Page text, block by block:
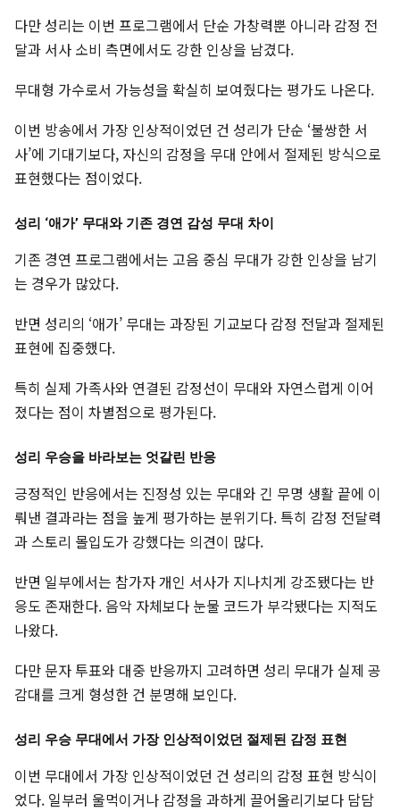
다만 성리는 이번 프로그램에서 단순 가창력뿐 아니라 감정 전
달과 서사 소비 측면에서도 강한 인상을 남겼다.
무대형 가수로서 가능성을 확실히 보여줬다는 평가도 나온다.
이번 방송에서 가장 인상적이었던 건 성리가 단순 ‘불쌍한 서
사’에 기대기보다, 자신의 감정을 무대 안에서 절제된 방식으로
표현했다는 점이었다.
성리 ‘애가’ 무대와 기존 경연 감성 무대 차이
기존 경연 프로그램에서는 고음 중심 무대가 강한 인상을 남기
는 경우가 많았다.
반면 성리의 ‘애가’ 무대는 과장된 기교보다 감정 전달과 절제된
표현에 집중했다.
특히 실제 가족사와 연결된 감정선이 무대와 자연스럽게 이어
졌다는 점이 차별점으로 평가된다.
성리 우승을 바라보는 엇갈린 반응
긍정적인 반응에서는 진정성 있는 무대와 긴 무명 생활 끝에 이
뤄낸 결과라는 점을 높게 평가하는 분위기다. 특히 감정 전달력
과 스토리 몰입도가 강했다는 의견이 많다.
반면 일부에서는 참가자 개인 서사가 지나치게 강조됐다는 반
응도 존재한다. 음악 자체보다 눈물 코드가 부각됐다는 지적도
나왔다.
다만 문자 투표와 대중 반응까지 고려하면 성리 무대가 실제 공
감대를 크게 형성한 건 분명해 보인다.
성리 우승 무대에서 가장 인상적이었던 절제된 감정 표현
이번 무대에서 가장 인상적이었던 건 성리의 감정 표현 방식이
었다. 일부러 울먹이거나 감정을 과하게 끌어올리기보다 담담